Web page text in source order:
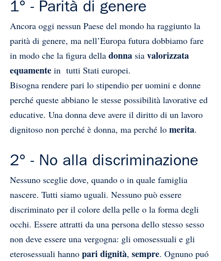
1° - Parità di genere
Ancora oggi nessun Paese del mondo ha raggiunto la
parità di genere, ma nell’Europa futura dobbiamo fare
in modo che la figura della donna sia valorizzata
equamente in tutti Stati europei.
Bisogna rendere pari lo stipendio per uomini e donne
perché queste abbiano le stesse possibilità lavorative ed
educative. Una donna deve avere il diritto di un lavoro
dignitoso non perché è donna, ma perché lo merita.
2° - No alla discriminazione
Nessuno sceglie dove, quando o in quale famiglia
nascere. Tutti siamo uguali. Nessuno può essere
discriminato per il colore della pelle o la forma degli
occhi. Essere attratti da una persona dello stesso sesso
non deve essere una vergogna: gli omosessuali e gli
eterosessuali hanno pari dignità, sempre. Ognuno puó